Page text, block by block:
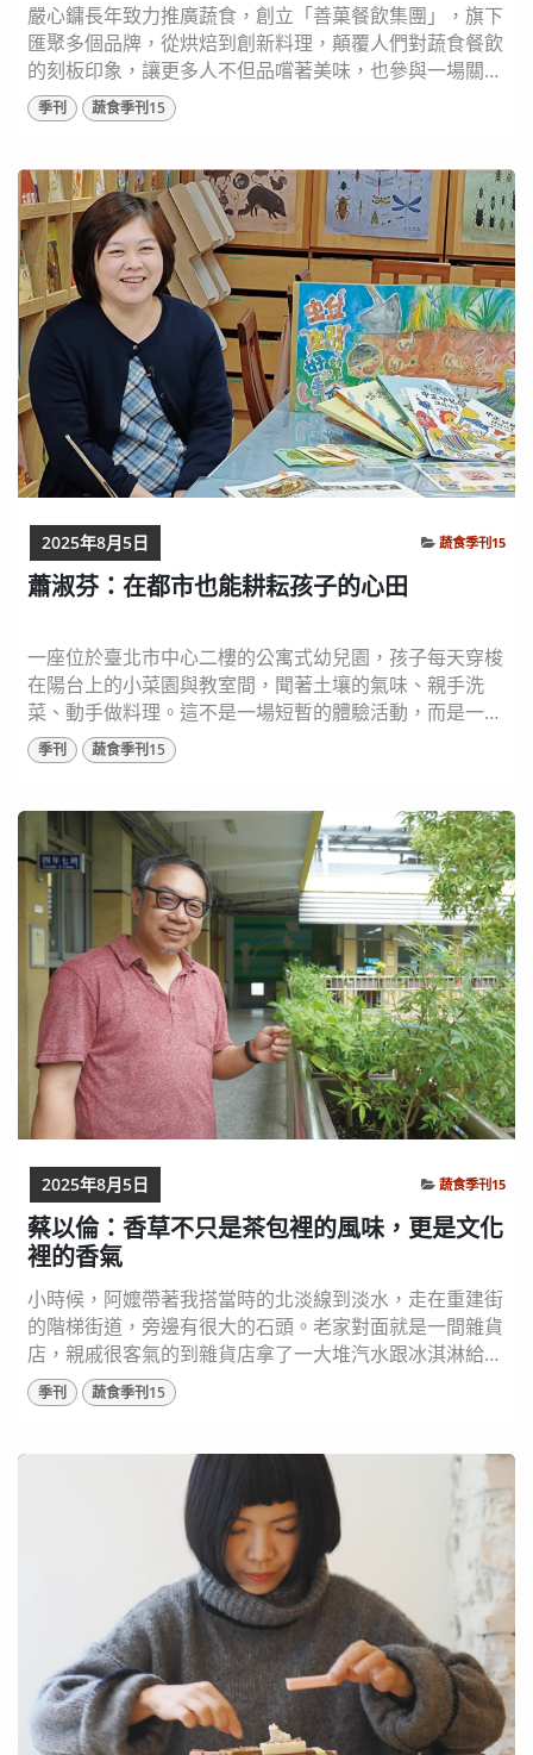
嚴心鏞長年致力推廣蔬食，創立「善菓餐飲集團」，旗下
匯聚多個品牌，從烘焙到創新料理，顛覆人們對蔬食餐飲
的刻板印象，讓更多人不但品嚐著美味，也參與一場關於
永續的植物性飲食實踐。 圖片來源：嚴心鏞、善菓餐飲
集團 提供 先創業再吃素：蔬食之路的意外開端 「我從小
包的韭菜餃子，那是他最深刻的味覺記憶。他從小在北投
長大，市場的香菇滷肉飯，成了一路走來的味道指南...
季刊 蔬食季刊15
蕭淑芬：在都市也能耕耘孩子的心田
一座位於臺北市中心二樓的公寓式幼兒園，孩子每天穿梭
在陽台上的小菜園與教室間，聞著土壤的氣味、親手洗
菜、動手做料理。這不是一場短暫的體驗活動，而是一段
日復一日、由老師與孩子共同堆疊出來的生活教育歷程。
中正幼兒園園長蕭淑芬深信，教育應該從孩子最貼近的生
習可能的起點。讓我們走進中正幼兒園，看看他們多年來
如何透過實踐食農教育在都市中生根，透過一餐一菜
間，...
季刊 蔬食季刊15
2025年8月5日 蔬食季刊15
蔡以倫：香草不只是茶包裡的風味，更是文化
裡的香氣
小時候，阿嬤帶著我搭當時的北淡線到淡水，走在重建街
的階梯街道，旁邊有很大的石頭。老家對面就是一間雜貨
店，親戚很客氣的到雜貨店拿了一大堆汽水跟冰淇淋給我
吃，讓我對這兩個食物產生記憶連結，所以後來就覺得，
淡水是個有香味的地方...... 圖片來源： 淡水香草街屋 提
倫，十多年前開始研究香草，並在阿嬤淡水重建街上的老
房子成立「香草街屋」，從事香...
季刊 蔬食季刊15
2025年8月5日 蔬食季刊15